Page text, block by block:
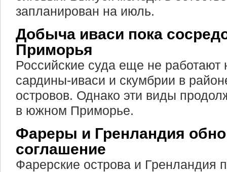
запланирован на июль.
Добыча иваси пока
Приморья
Российские суда еще не
сардины-иваси и скумбрии в
островов. Однако эти виды
в южном Приморье.
Фареры и Гренландия
соглашение
Фарерские острова и Гренландия